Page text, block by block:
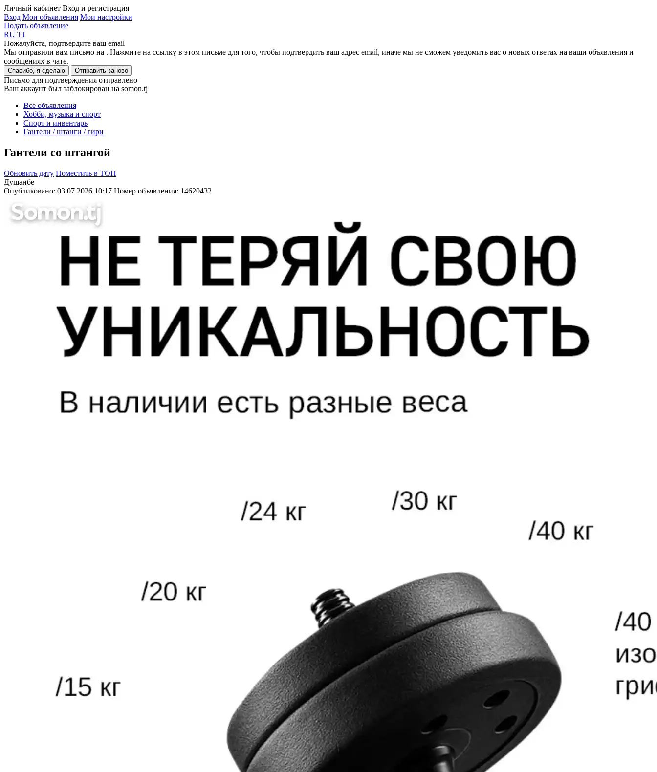
Личный кабинет Вход и регистрация
Вход Мои объявления Мои настройки
Подать объявление
RU TJ
Пожалуйста, подтвердите ваш email
Мы отправили вам письмо на . Нажмите на ссылку в этом письме для того, чтобы подтвердить ваш адрес email, иначе мы не сможем уведомить вас о новых ответах на ваши объявления и
сообщениях в чате.
Спасибо, я сделаю Отправить заново
Письмо для подтверждения отправлено
Ваш аккаунт был заблокирован на somon.tj
Все объявления
Хобби, музыка и спорт
Спорт и инвентарь
Гантели / штанги / гири
Гантели со штангой
Обновить дату Поместить в ТОП
Душанбе
Опубликовано: 03.07.2026 10:17 Номер объявления: 14620432